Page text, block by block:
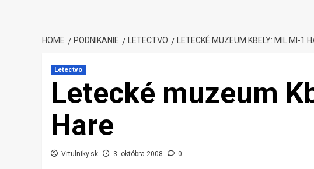
HOME PODNIKANIE LETECTVO LETECKÉ MUZEUM KBELY: MIL MI-1
Letectvo
Letecké muzeum
Hare
Vrtulniky.sk 3. októbra 2008 0